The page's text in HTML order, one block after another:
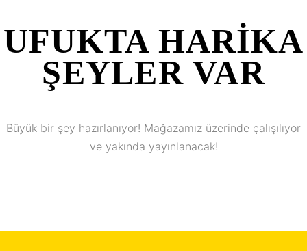
UFUKTA HARIKA
ŞEYLER VAR
Büyük bir şey hazırlanıyor! Mağazamız üzerinde çalışılıyor
ve yakında yayınlanacak!